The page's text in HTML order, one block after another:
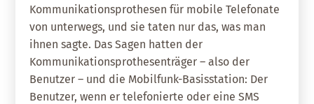
Kommunikationsprothesen für mobile Telefonate
von unterwegs, und sie taten nur das, was man
ihnen sagte. Das Sagen hatten der
Kommunikationsprothesenträger – also der
Benutzer – und die Mobilfunk-Basisstation: Der
Benutzer, wenn er telefonierte oder eine SMS